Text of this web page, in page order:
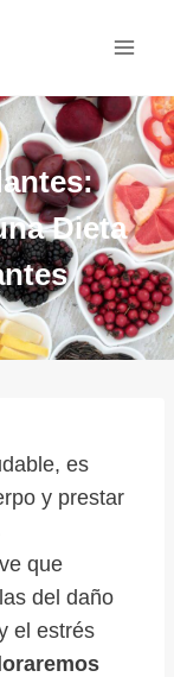
Dieta
es
y prestar
que
del daño
el estrés